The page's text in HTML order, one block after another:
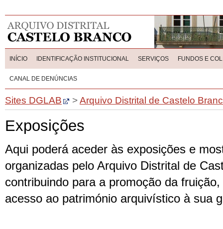
INÍCIO IDENTIFICAÇÃO INSTITUCIONAL SERVIÇOS FUNDOS E
CANAL DE DENÚNCIAS
Sites DGLAB >Arquivo Distrital de Castelo
Exposições
Aqui poderá aceder às exposições e
organizadas pelo Arquivo Distrital de
contribuindo para a promoção da
acesso ao património arquivístico à sua